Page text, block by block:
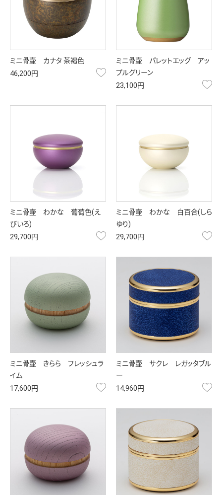
ミニ骨壷 カナタ 茶褐色
46,200円
お気に入り
ミニ骨壷 パレットエッグ アッ
プルグリーン
23,100円
ミニ骨壷 わかな 葡萄色(え
びいろ)
29,700円
お気に入り
ミニ骨壷 わかな 白百合(しら
ゆり)
29,700円
ミニ骨壷 きらら フレッシュラ
イム
17,600円
お気に入り
ミニ骨壷 サクレ レガッタブル
ー
14,960円